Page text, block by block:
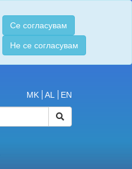
Се согласувам
Не се согласувам
MK AL EN